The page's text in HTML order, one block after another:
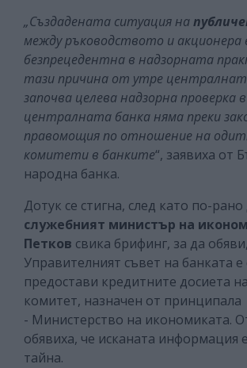
„Създадената ситуация на
между ръководството и акционера
безпрецедентна в надзорната
тази причина от утре
започва целева надзорна проверка
централната банка няма преки
правомощия по отношение на
комитети в банките“, заявиха от
народна банка.
Дотук се стигна, след като по-рано
служебният министър на
Петков свика брифинг, за да
Управителният съвет на банката е
предостави кредитните досиета
комитет, назначен от принципала
- Министерство на икономиката.
обявиха, че исканата информация
тайна.